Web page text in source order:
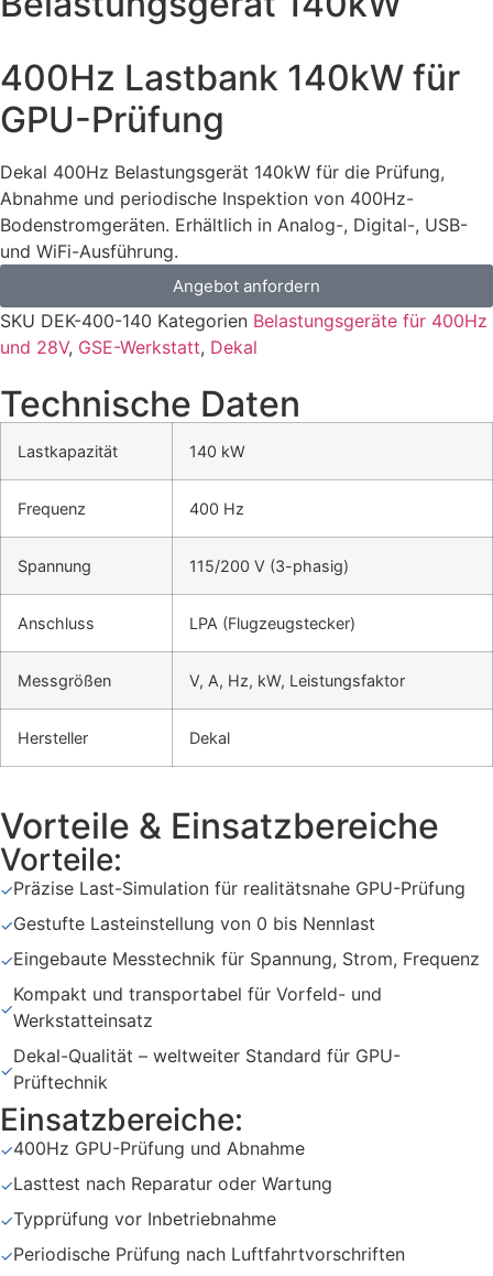
400Hz Lastbank 140kW für
GPU-Prüfung
Dekal 400Hz Belastungsgerät 140kW für die Prüfung,
Abnahme und periodische Inspektion von 400Hz-
Bodenstromgeräten. Erhältlich in Analog-, Digital-, USB-
und WiFi-Ausführung.
Angebot anfordern
SKU DEK-400-140 Kategorien Belastungsgeräte für 400Hz
und 28V, GSE-Werkstatt, Dekal
Technische Daten
Lastkapazität 140 kW
Frequenz 400 Hz
Spannung 115/200 V (3-phasig)
Anschluss LPA (Flugzeugstecker)
Messgrößen V, A, Hz, kW, Leistungsfaktor
Hersteller Dekal
Vorteile & Einsatzbereiche
Vorteile:
✓Präzise Last-Simulation für realitätsnahe GPU-Prüfung
✓Gestufte Lasteinstellung von 0 bis Nennlast
✓Eingebaute Messtechnik für Spannung, Strom, Frequenz
✓
Kompakt und transportabel für Vorfeld- und
Werkstatteinsatz
✓
Dekal-Qualität – weltweiter Standard für GPU-
Prüftechnik
Einsatzbereiche:
✓400Hz GPU-Prüfung und Abnahme
✓Lasttest nach Reparatur oder Wartung
✓Typprüfung vor Inbetriebnahme
✓Periodische Prüfung nach Luftfahrtvorschriften